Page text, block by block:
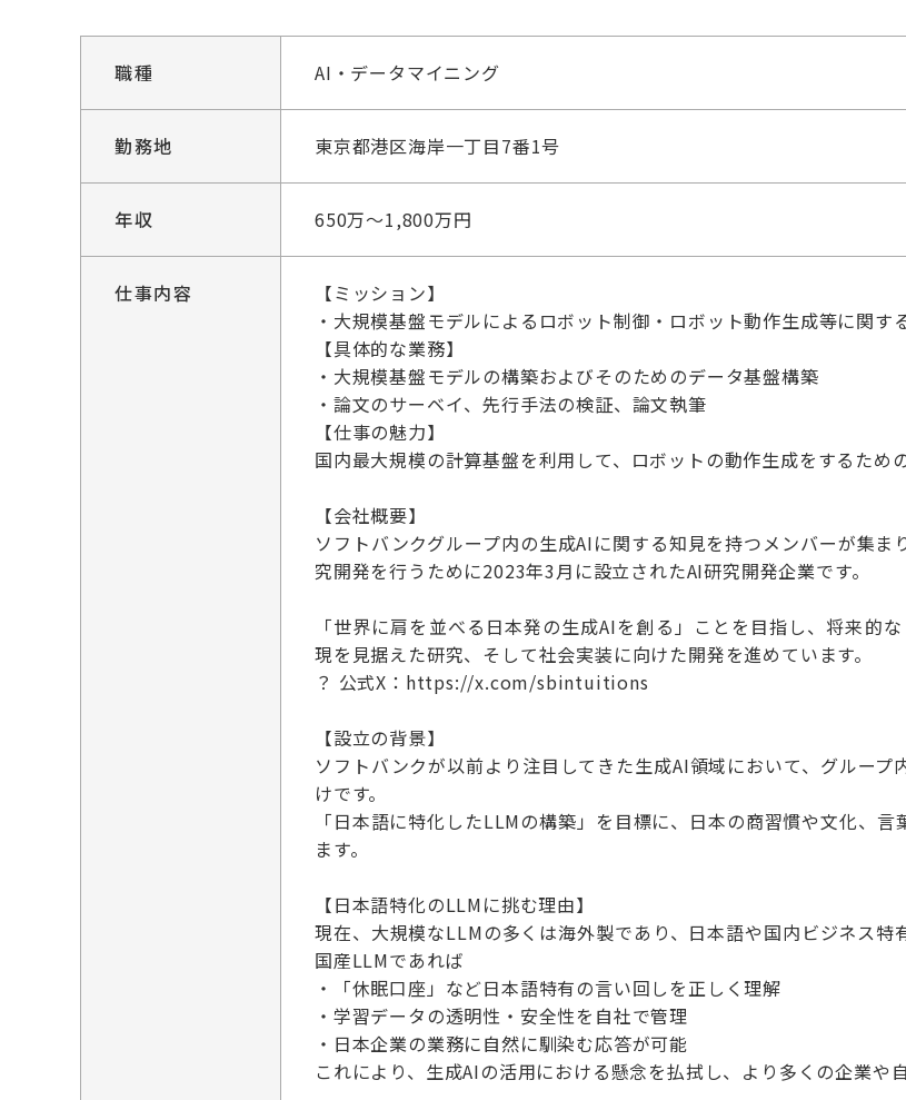
職種 AI・データマイニング
勤務地 東京都港区海岸一丁目7番1号
年収 650万～1,800万円
仕事内容
【ミッション】
・大規模基盤モデルによるロボット制御・ロボット動作生成等に関す
【具体的な業務】
・大規模基盤モデルの構築およびそのためのデータ基盤構築
・論文のサーベイ、先行手法の検証、論文執筆
【仕事の魅力】
国内最大規模の計算基盤を利用して、ロボットの動作生成をするため
【会社概要】
ソフトバンクグループ内の生成AIに関する知見を持つメンバーが集
究開発を行うために2023年3月に設立されたAI研究開発企業です。
「世界に肩を並べる日本発の生成AIを創る」ことを目指し、将来的
現を見据えた研究、そして社会実装に向けた開発を進めています。
？ 公式X：https://x.com/sbintuitions
【設立の背景】
ソフトバンクが以前より注目してきた生成AI領域において、グルー
けです。
「日本語に特化したLLMの構築」を目標に、日本の商習慣や文化、
ます。
【日本語特化のLLMに挑む理由】
現在、大規模なLLMの多くは海外製であり、日本語や国内ビジネス特
国産LLMであれば
・「休眠口座」など日本語特有の言い回しを正しく理解
・学習データの透明性・安全性を自社で管理
・日本企業の業務に自然に馴染む応答が可能
これにより、生成AIの活用における懸念を払拭し、より多くの企業や